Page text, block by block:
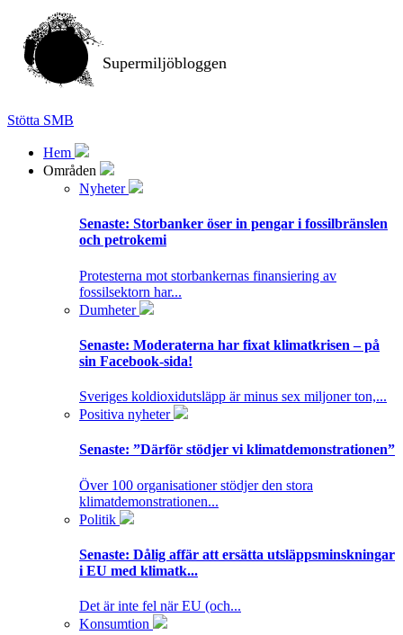
Supermiljöbloggen
Stötta SMB
Hem
Områden
Nyheter
Senaste: Storbanker öser in pengar i fossilbränslen
och petrokemi
Protesterna mot storbankernas finansiering av
fossilsektorn har...
Dumheter
Senaste: Moderaterna har fixat klimatkrisen – på
sin Facebook-sida!
Sveriges koldioxidutsläpp är minus sex miljoner ton,...
Positiva nyheter
Senaste: ”Därför stödjer vi klimatdemonstrationen”
Över 100 organisationer stödjer den stora
klimatdemonstrationen...
Politik
Senaste: Dålig affär att ersätta utsläppsminskningar
i EU med klimatk...
Det är inte fel när EU (och...
Konsumtion